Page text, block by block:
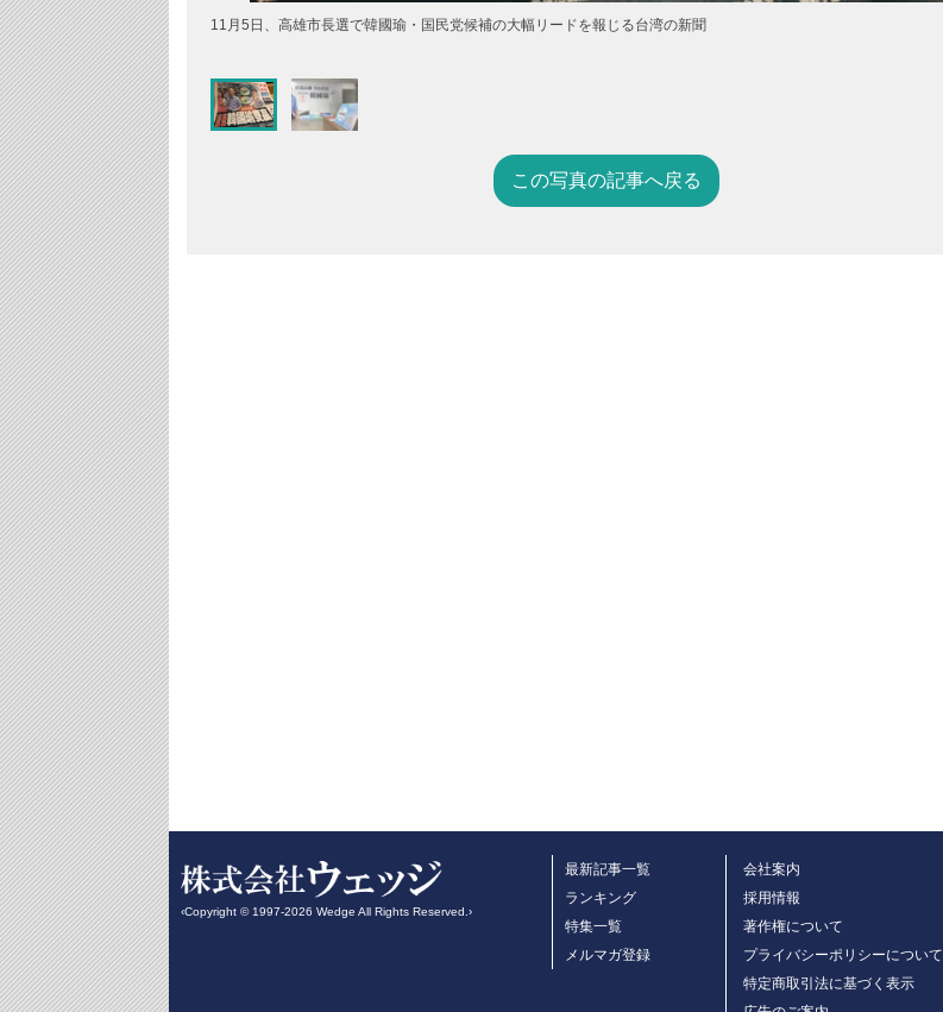
11月5日、高雄市長選で韓國瑜・国民党候補の大幅リードを報じる台湾の新聞
この写真の記事へ戻る
‹Copyright © 1997-2026 Wedge All Rights Reserved.›
最新記事一覧
ランキング
特集一覧
メルマガ登録
会社案内
採用情報
著作権について
プライバシーポリシーについて
特定商取引法に基づく表示